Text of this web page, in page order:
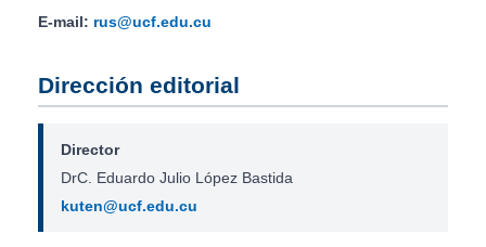
E-mail: rus@ucf.edu.cu
Dirección editorial
Director
DrC. Eduardo Julio López Bastida
kuten@ucf.edu.cu